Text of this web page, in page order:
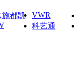
施都凯 VWR
科艺通